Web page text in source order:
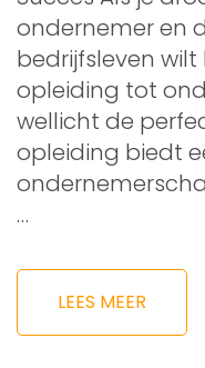
ondernemer en
bedrijfsleven
opleiding tot
wellicht de
opleiding biedt
…
LEES MEER